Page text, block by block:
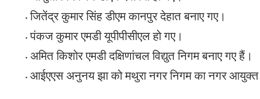
जितेंद्र कुमार सिंह डीएम कानपुर देहात बनाए गए।
पंकज कुमार एमडी यूपीपीसीएल हो गए।
अमित किशोर एमडी दक्षिणांचल विद्युत निगम बनाए गए हैं।
आईएएस अनुनय झा को मथुरा नगर निगम का नगर आयुक्त